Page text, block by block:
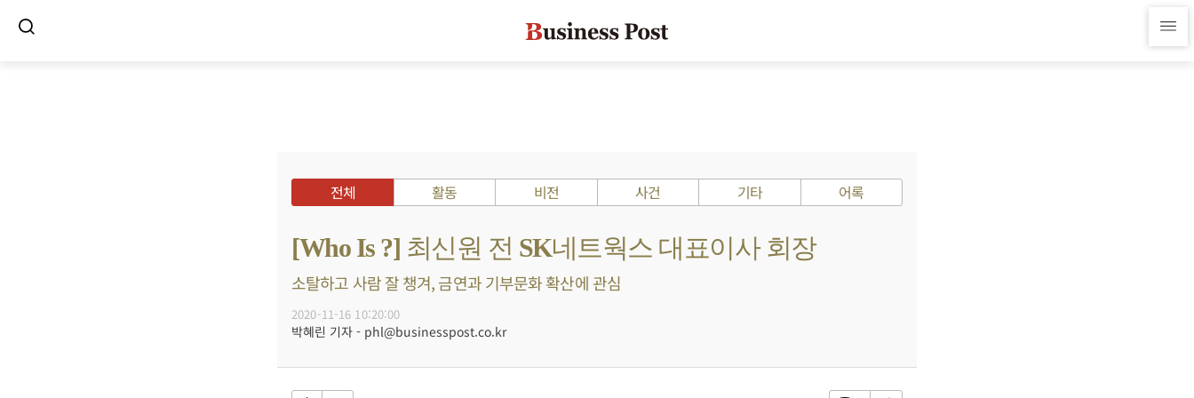
전체 활동 비전 사건 기타 어록
[Who Is ?] 최신원 전 SK네트웍스 대표이사 회장
소탈하고 사람 잘 챙겨, 금연과 기부문화 확산에 관심
2020-11-16 10:20:00
박혜린 기자 - phl@businesspost.co.kr